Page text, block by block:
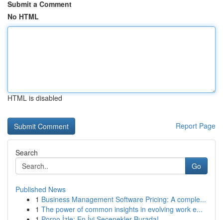
Submit a Comment
No HTML
HTML is disabled
Report Page
Search
Go
Published News
1 Business Management Software Pricing: A comple...
1 The power of common insights in evolving work e...